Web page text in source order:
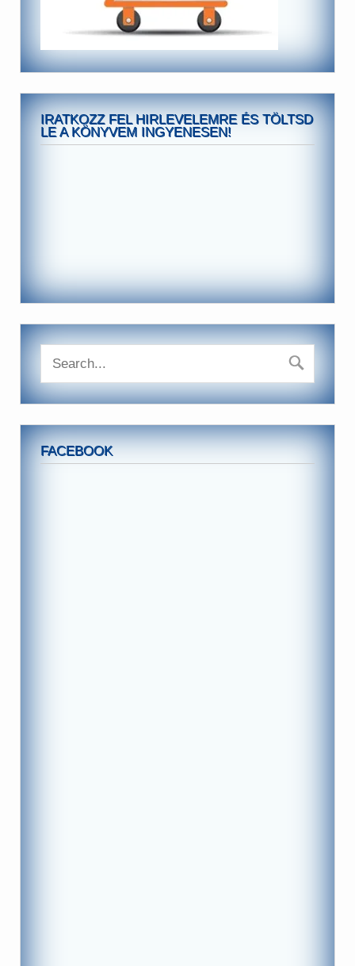
IRATKOZZ FEL HIRLEVELEMRE ÉS TÖLTSD
LE A KÖNYVEM INGYENESEN!
FACEBOOK